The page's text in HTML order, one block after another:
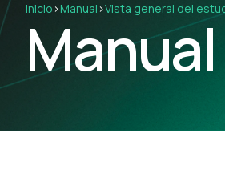
Inicio ›Manual ›Vista general del
Manual